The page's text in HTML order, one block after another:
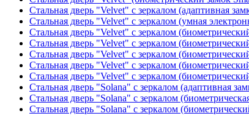
Стальная дверь "Velvet" с зеркалом (адаптивная
Стальная дверь "Velvet" с зеркалом (умная
Стальная дверь "Velvet" с зеркалом
Стальная дверь "Velvet" с зеркалом
Стальная дверь "Velvet" с зеркалом
Стальная дверь "Velvet" с зеркалом
Стальная дверь "Velvet" с зеркалом
Стальная дверь "Solana" с зеркалом (адаптивная
Стальная дверь "Solana" с зеркалом
Стальная дверь "Solana" с зеркалом